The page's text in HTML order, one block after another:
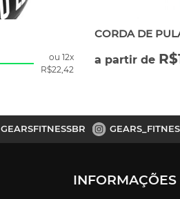
ou 12x
R$22,42
CORDA DE
a partir de R$
GEARSFITNESSBR
INFORMAÇÕES